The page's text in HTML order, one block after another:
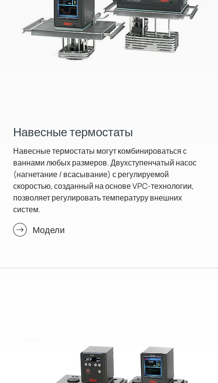
Навесные термостаты
Навесные термостаты могут комбинироваться с
ваннами любых размеров. Двухступенчатый насос
(нагнетание / всасывание) с регулируемой
скоростью, созданный на основе VPC-технологии,
позволяет регулировать температуру внешних
систем.
Модели